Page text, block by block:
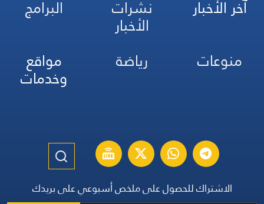
آخر الأخبار نشرات
الأخبار
البرامج
منوعات
رياضة مواقع
وخدمات
الاشتراك للحصول على ملخص أسبوعي على بريدك